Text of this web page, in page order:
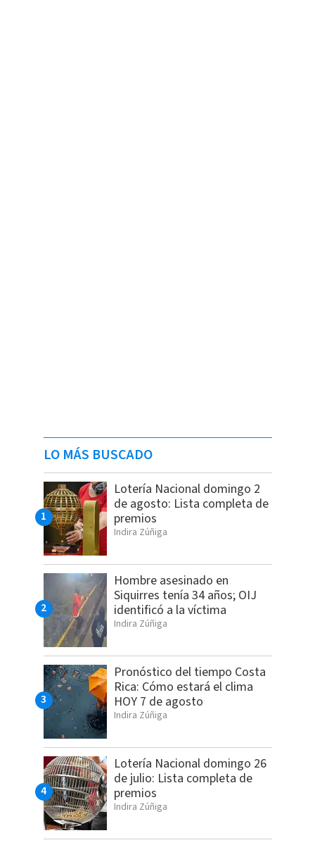
LO MÁS BUSCADO
Lotería Nacional domingo 2
de agosto: Lista completa de
premios
Indira Zúñiga
Hombre asesinado en
Siquirres tenía 34 años; OIJ
identificó a la víctima
Indira Zúñiga
Pronóstico del tiempo Costa
Rica: Cómo estará el clima
HOY 7 de agosto
Indira Zúñiga
Lotería Nacional domingo 26
de julio: Lista completa de
premios
Indira Zúñiga